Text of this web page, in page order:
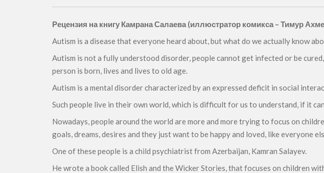
Рецензия на книгу Камрана Салаева (иллюстратор комикса – Тимур
Autism is a disease that everyone heard about, but what do we actually know
Autism is not a fully understood disorder, people cannot get infected or be
person is born, lives and lives to old age.
Autism is a mental disorder characterized by an expressed deficit in social
Such people live in their own world, which is difficult for us to understand, if it
Nowadays, people around the world are more and more trying to focus on
goals, dreams, desires and they just want to be happy and loved, like everyone
One of these people is a child psychiatrist from Azerbaijan, Kamran Salayev.
He wrote a book called Elish and the Wicker Stories, that focuses on children